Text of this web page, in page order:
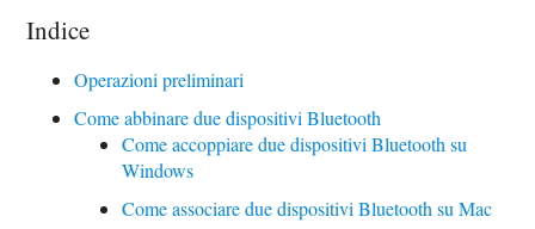
Indice
Operazioni preliminari
Come abbinare due dispositivi Bluetooth
Come accoppiare due dispositivi Bluetooth su
Windows
Come associare due dispositivi Bluetooth su Mac